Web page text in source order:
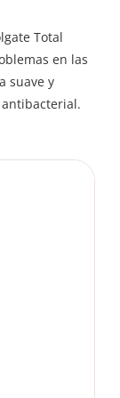
Total
en las
suave y